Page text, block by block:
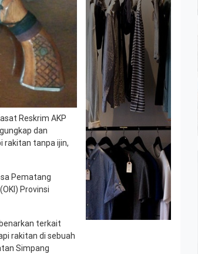
Reskrim AKP
dan
rakitan tanpa ijin,
Pematang
Provinsi
terkait
rakitan di sebuah
Simpang